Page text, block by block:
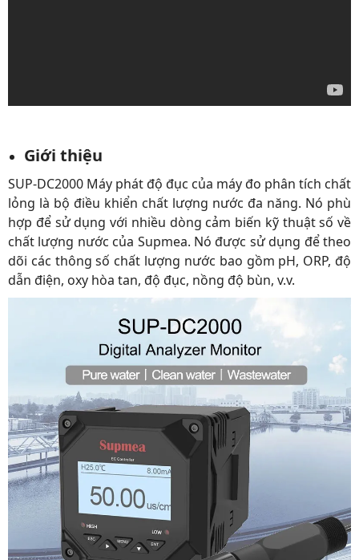
Giới thiệu
SUP-DC2000 Máy phát độ đục của máy đo phân tích chất
lỏng là bộ điều khiển chất lượng nước đa năng. Nó phù
hợp để sử dụng với nhiều dòng cảm biến kỹ thuật số về
chất lượng nước của Supmea. Nó được sử dụng để theo
dõi các thông số chất lượng nước bao gồm pH, ORP, độ
dẫn điện, oxy hòa tan, độ đục, nồng độ bùn, v.v.